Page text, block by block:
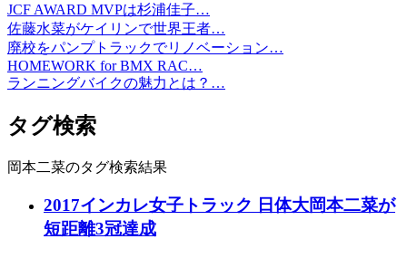
JCF AWARD MVPは杉浦佳子…
佐藤水菜がケイリンで世界王者…
廃校をパンプトラックでリノベーション…
HOMEWORK for BMX RAC…
ランニングバイクの魅力とは？…
タグ検索
岡本二菜のタグ検索結果
2017インカレ女子トラック 日体大岡本二菜が
短距離3冠達成